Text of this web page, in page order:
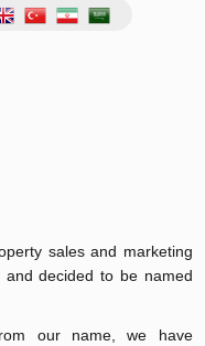
sales and marketing
decided to be named
our name, we have